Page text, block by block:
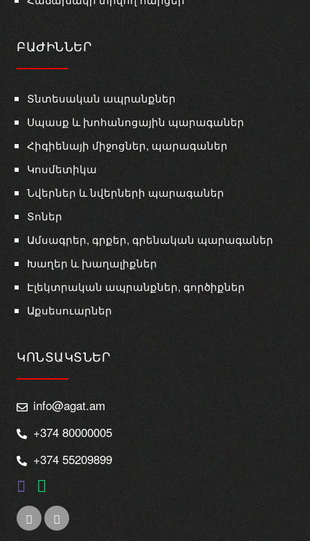
ԲԱԺԻՆՆԵՐ
Տնտեսական ապրանքներ
Սպասք և խոհանոցային պարագաներ
Հիգիենայի միջոցներ, պարագաներ
Կոսմետիկա
Նվերներ և նվերների պարագաներ
Տոներ
Ամսագրեր, գրքեր, գրենական պարագաներ
Խաղեր և խաղալիքներ
Էլեկտրական ապրանքներ, գործիքներ
Աքսեսուարներ
ԿՈՆՏԱԿՏՆԵՐ
info@agat.am
+374 80000005
+374 55209899